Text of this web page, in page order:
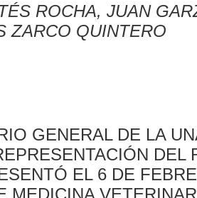
ROCHA, JUAN
ZARCO QUINTERO
GENERAL DE LA
EL 6 DE